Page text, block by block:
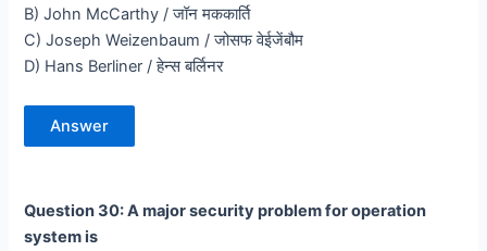
B) John McCarthy / जॉन मककार्ति
C) Joseph Weizenbaum / जोसफ वेईजेंबौम
D) Hans Berliner / हेन्स बर्लिनर
Answer
Question 30: A major security problem for operation
system is